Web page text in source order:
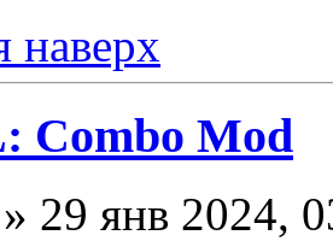
наверх
Combo Mod
» 29 янв 2024,